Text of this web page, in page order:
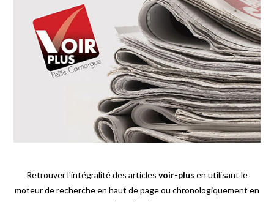
Retrouver l'intégralité des articles voir-plus en utilisant le
moteur de recherche en haut de page ou chronologiquement en